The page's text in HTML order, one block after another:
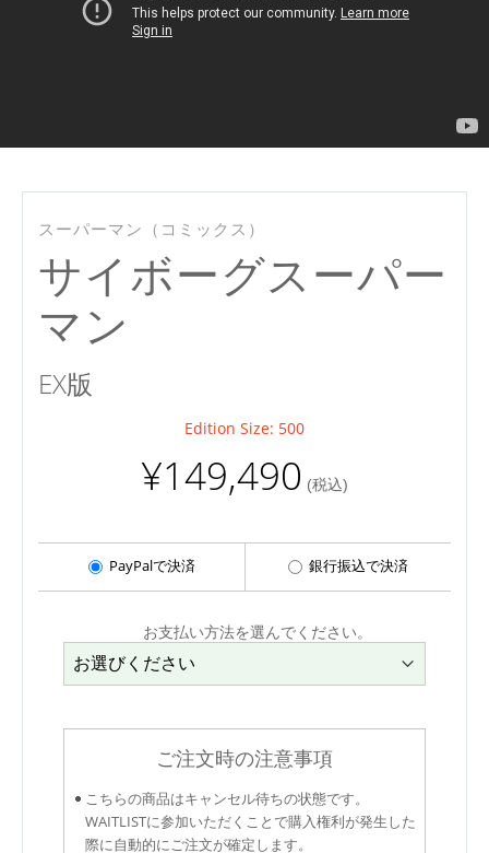
スーパーマン（コミックス）
サイボーグスーパー
マン
EX版
Edition Size: 500
¥149,490 (税込)
PayPalで決済 銀行振込で決済
お支払い方法を選んでください。
ご注文時の注意事項
こちらの商品はキャンセル待ちの状態です。
WAITLISTに参加いただくことで購入権利が発生した
際に自動的にご注文が確定します。